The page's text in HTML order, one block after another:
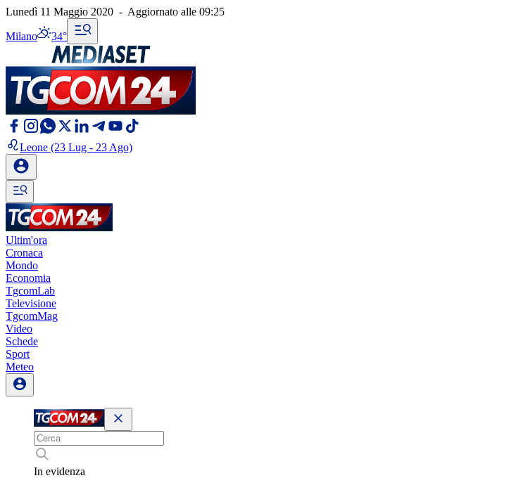
Lunedì 11 Maggio 2020 - Aggiornato alle 09:25
Milano 34°
Leone (23 Lug - 23 Ago)
Ultim'ora
Cronaca
Mondo
Economia
TgcomLab
Televisione
TgcomMag
Video
Schede
Sport
Meteo
In evidenza